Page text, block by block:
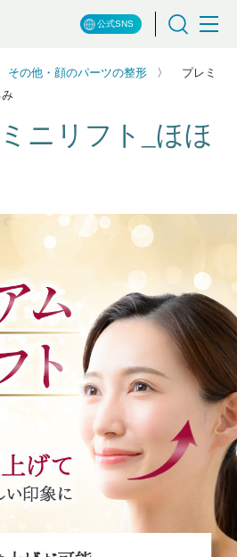
公式SNS
その他・顔のパーツの整形
プレミ
ニリフト_ほほ